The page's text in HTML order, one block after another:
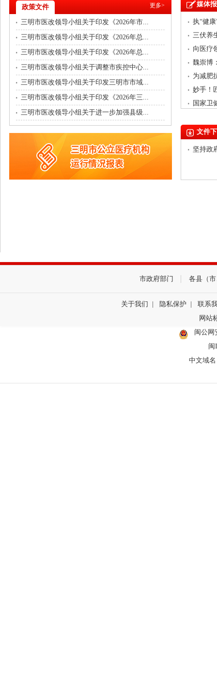
政策文件 更多>
三明市医改领导小组关于印发《2026年市...
三明市医改领导小组关于印发《2026年总...
三明市医改领导小组关于印发《2026年总...
三明市医改领导小组关于调整市疾控中心...
三明市医改领导小组关于印发三明市市域...
三明市医改领导小组关于印发《2026年三...
三明市医改领导小组关于进一步加强县级...
媒体
执“健
三伏养
向医疗
魏崇博
为减肥
妙手！
国家卫
文件
坚持政
市政府部门 各县（
关于我们 隐私保护
联系
网站
闽公网
闽
中文域